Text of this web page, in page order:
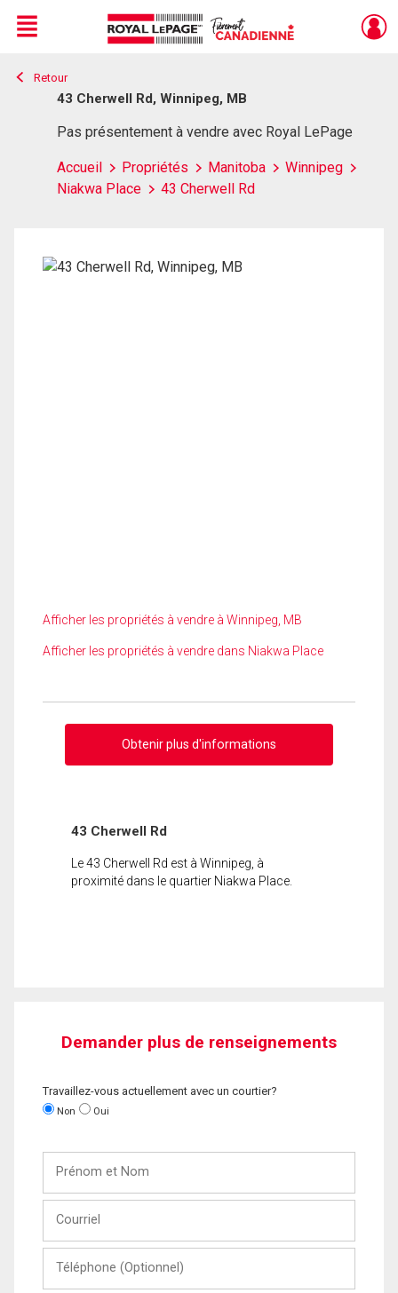
Live
En Direct
Menu
Retour
43 Cherwell Rd, Winnipeg, MB
Pas présentement à vendre avec Royal LePage
Accueil Propriétés Manitoba
Winnipeg
Niakwa Place
43 Cherwell Rd
Afficher les propriétés à vendre à Winnipeg, MB
Afficher les propriétés à vendre dans Niakwa Place
Obtenir plus d'informations
43 Cherwell Rd
Le 43 Cherwell Rd est à Winnipeg, à
proximité dans le quartier Niakwa Place.
Demander plus de renseignements
Travaillez-vous actuellement avec un courtier?
Non Oui
Nom
(Optionnel)